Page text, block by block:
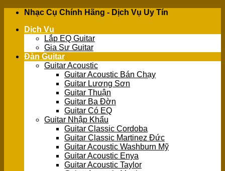
Skip
content
Nhạc Cụ Chính Hãng - Dịch Vụ Uy Tín
Dịch Vụ
Lắp EQ Guitar
Gia Sư Guitar
Đàn Guitar
Guitar Acoustic
Guitar Acoustic Bán Chạy
Guitar Lương Sơn
Guitar Thuận
Guitar Ba Đờn
Guitar Có EQ
Guitar Nhập Khẩu
Guitar Classic Cordoba
Guitar Classic Martinez Đức
Guitar Acoustic Washburn Mỹ
Guitar Acoustic Enya
Guitar Acoustic Taylor